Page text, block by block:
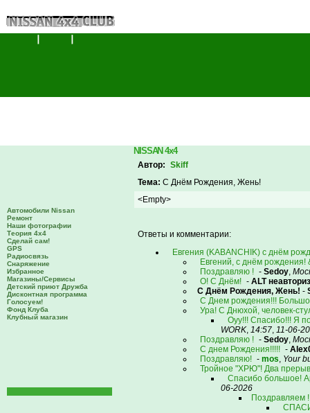
Автомобили Nissan
Ремонт
Наши фотографии
Теория 4х4
Сделай сам!
GPS
Радиосвязь
Снаряжение
Избранное
Магазины/Сервисы
Детский приют Дружба
Дисконтная программа
Голосуем!
Фонд Клуба
Клубный магазин
NISSAN 4x4
Автор: Skiff
Тема: С Днём Рождения, Жень!
<Empty>
Ответы и комментарии:
Евгения (KABANCHIK) с днём
Евгений, с днём рождения!
Поздравляю ! - Sedoy,
О! С Днём! - ALT
С Днём Рождения, Жень! -
С Днем рождения!!!
Ура! С Днюхой, человек-
Оуу!!! Спасибо!!! Я
WORK, 14:57, 11-06-
Поздравляю ! - Sedoy,
С днем Рождения!!!!! -
Поздравляю! - mos, Your
Тройное "ХРЮ"! Два
Спасибо большое!
06-2026
Поздравляем